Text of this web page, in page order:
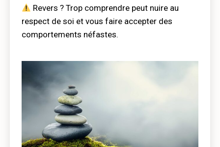
Revers ? Trop comprendre peut nuire au
respect de soi et vous faire accepter des
comportements néfastes.